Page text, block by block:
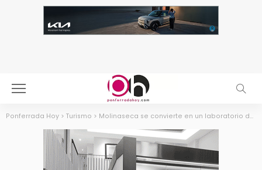
Ponferrada Hoy > Turismo > Molinaseca se convierte en un laboratorio del Internet de las cosas